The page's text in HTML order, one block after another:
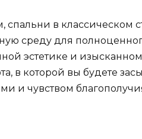
спальни в классическом
среду для
эстетике и
в которой вы будете
и чувством